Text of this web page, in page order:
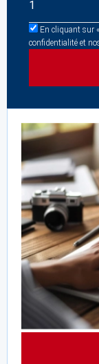
En cliquant sur
confidentialité et